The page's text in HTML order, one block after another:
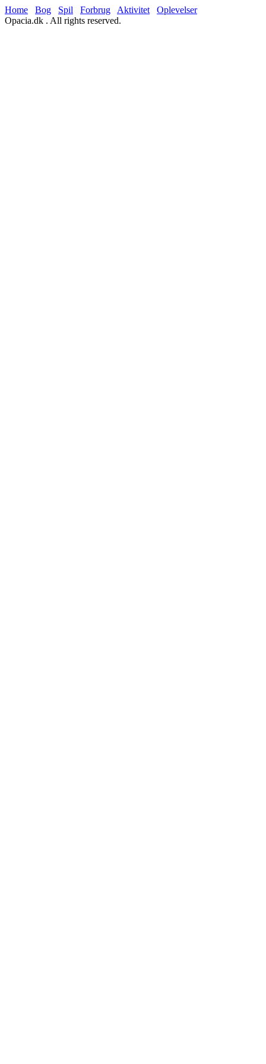
Home Bog Spil Forbrug Aktivitet
Oplevelser
Opacia.dk . All rights reserved.